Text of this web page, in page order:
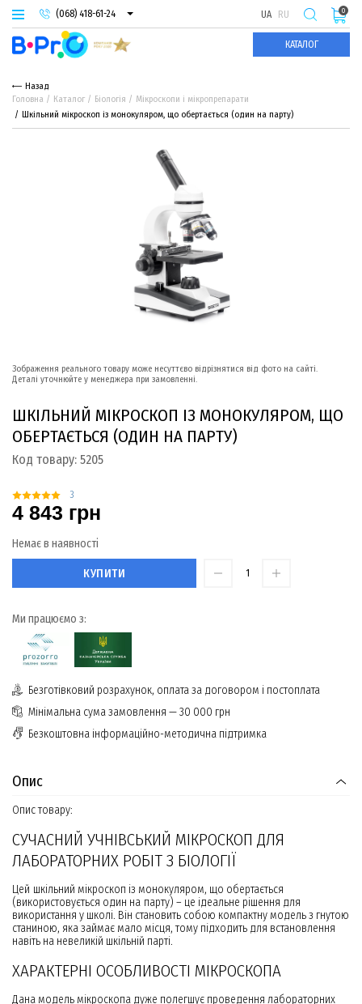
(068) 418-61-24
(093) 974-66-94
(095) 987-29-55
UA RU
КАТАЛОГ
0
Назад
Головна
Каталог Біологія
Мікроскопи і мікропрепарати
Шкільний мікроскоп із монокуляром, що обертається (один на парту)
Зображення реального товару може несуттєво відрізнятися від фото на сайті.
Деталі уточнюйте у менеджера при замовленні.
ШКІЛЬНИЙ МІКРОСКОП ІЗ МОНОКУЛЯРОМ, ЩО
ОБЕРТАЄТЬСЯ (ОДИН НА ПАРТУ)
Код товару: 5205
3
4 843 грн
Немає в наявності
КУПИТИ
Ми працюємо з:
Безготівковий розрахунок, оплата за договором і постоплата
Мінімальна сума замовлення — 30 000 грн
Безкоштовна інформаційно-методична підтримка
Опис
Опис товару:
СУЧАСНИЙ УЧНІВСЬКИЙ МІКРОСКОП ДЛЯ
ЛАБОРАТОРНИХ РОБІТ З БІОЛОГІЇ
Цей шкільний мікроскоп із монокуляром, що обертається
(використовується один на парту) – це ідеальне рішення для
використання у школі. Він становить собою компактну модель з гнутою
станиною, яка займає мало місця, тому підходить для встановлення
навіть на невеликій шкільній парті.
ХАРАКТЕРНІ ОСОБЛИВОСТІ МІКРОСКОПА
Дана модель мікроскопа дуже полегшує проведення лабораторних